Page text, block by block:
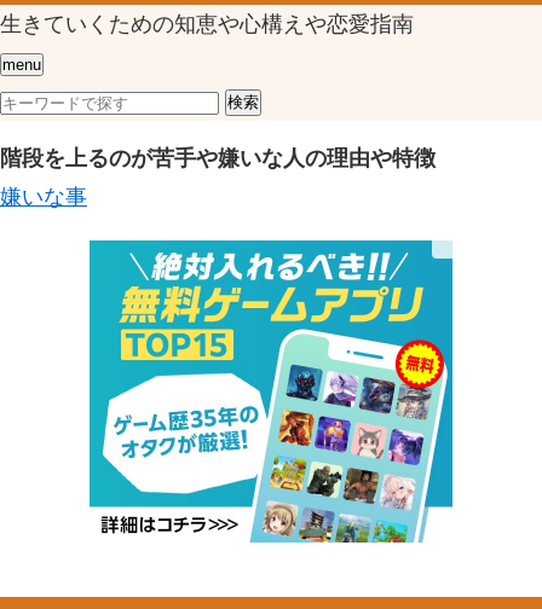
生きていくための知恵や心構えや恋愛指南
menu
階段を上るのが苦手や嫌いな人の理由や特徴
嫌いな事